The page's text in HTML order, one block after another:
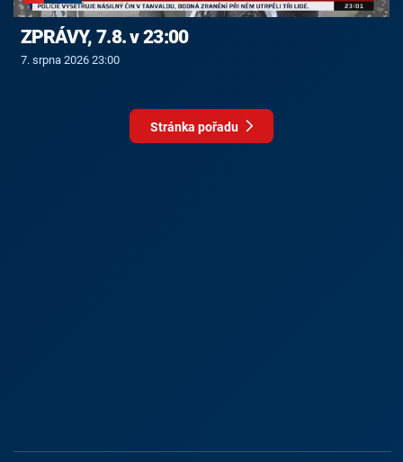
ZPRÁVY, 7.8. v 23:00
7. srpna 2026 23:00
Stránka pořadu